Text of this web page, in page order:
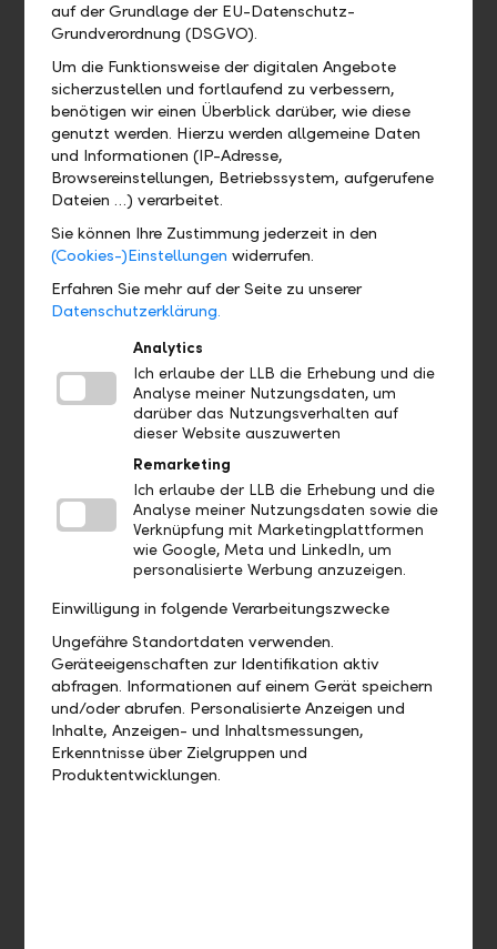
finden?
Wo finde ich mein eBill Postfach?
Gibt es eine Demoversion und wo
finde ich sie?
Wo finde ich das Profil?
Wo sehe ich welches Bankpaket ich
habe?
Wo finde ich meine Debit- und
Kreditkarten?
Bis wann muss ich eine Zahlung
freigeben, damit diese heute noch
verarbeitet wird?
Wie kann ich eine bereits
ausgeführte Zahlung duplizieren?
Wie kann ich eine offene Zahlung
bearbeiten?
auf der Grundlage der EU-Datenschutz-
Grundverordnung (DSGVO).
Um die Funktionsweise der digitalen Angebote
sicherzustellen und fortlaufend zu verbessern,
benötigen wir einen Überblick darüber, wie diese
genutzt werden. Hierzu werden allgemeine Daten
und Informationen (IP-Adresse,
Browsereinstellungen, Betriebssystem, aufgerufene
Dateien …) verarbeitet.
Sie können Ihre Zustimmung jederzeit in den
(Cookies-)Einstellungen widerrufen.
Erfahren Sie mehr auf der Seite zu unserer
Datenschutzerklärung.
Analytics
Ich erlaube der LLB die Erhebung und die
Analyse meiner Nutzungsdaten, um
darüber das Nutzungsverhalten auf
dieser Website auszuwerten
Remarketing
Ich erlaube der LLB die Erhebung und die
Analyse meiner Nutzungsdaten sowie die
Verknüpfung mit Marketingplattformen
wie Google, Meta und LinkedIn, um
personalisierte Werbung anzuzeigen.
Einwilligung in folgende Verarbeitungszwecke
Ungefähre Standortdaten verwenden.
Geräteeigenschaften zur Identifikation aktiv
abfragen. Informationen auf einem Gerät speichern
und/oder abrufen. Personalisierte Anzeigen und
Inhalte, Anzeigen- und Inhaltsmessungen,
Erkenntnisse über Zielgruppen und
Produktentwicklungen.